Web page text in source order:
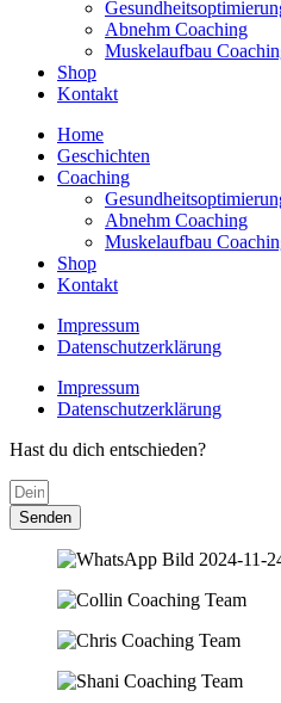
Abnehm Coaching
Muskelaufbau
Shop
Kontakt
Home
Geschichten
Coaching
Abnehm Coaching
Muskelaufbau
Shop
Kontakt
Impressum
Datenschutzerklärung
Impressum
Datenschutzerklärung
Hast du dich entschieden?
Senden